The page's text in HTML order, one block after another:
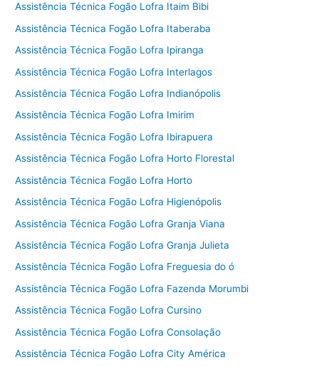
Assistência Técnica Fogão Lofra Itaim Bibi
Assistência Técnica Fogão Lofra Itaberaba
Assistência Técnica Fogão Lofra Ipiranga
Assistência Técnica Fogão Lofra Interlagos
Assistência Técnica Fogão Lofra Indianópolis
Assistência Técnica Fogão Lofra Imirim
Assistência Técnica Fogão Lofra Ibirapuera
Assistência Técnica Fogão Lofra Horto Florestal
Assistência Técnica Fogão Lofra Horto
Assistência Técnica Fogão Lofra Higienópolis
Assistência Técnica Fogão Lofra Granja Viana
Assistência Técnica Fogão Lofra Granja Julieta
Assistência Técnica Fogão Lofra Freguesia do ó
Assistência Técnica Fogão Lofra Fazenda Morumbi
Assistência Técnica Fogão Lofra Cursino
Assistência Técnica Fogão Lofra Consolação
Assistência Técnica Fogão Lofra City América